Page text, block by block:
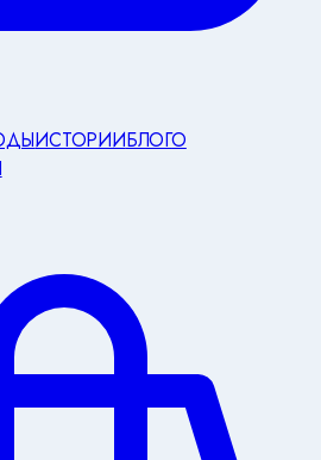
ИСТОРИИБЛОГО